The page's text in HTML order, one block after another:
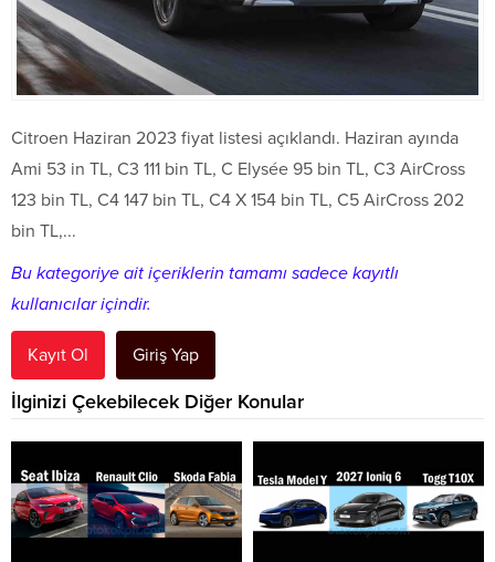
Citroen Haziran 2023 fiyat listesi açıklandı. Haziran ayında
Ami 53 in TL, C3 111 bin TL, C Elysée 95 bin TL, C3 AirCross
123 bin TL, C4 147 bin TL, C4 X 154 bin TL, C5 AirCross 202
bin TL,...
Bu kategoriye ait içeriklerin tamamı sadece kayıtlı
kullanıcılar içindir.
Kayıt Ol Giriş Yap
İlginizi Çekebilecek Diğer Konular